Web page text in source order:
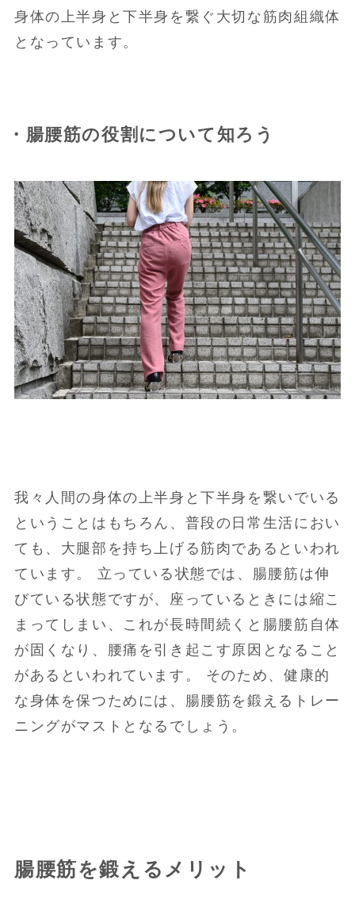
身体の上半身と下半身を繋ぐ大切な筋肉組織体
となっています。
・腸腰筋の役割について知ろう
我々人間の身体の上半身と下半身を繋いでいる
ということはもちろん、普段の日常生活におい
ても、大腿部を持ち上げる筋肉であるといわれ
ています。 立っている状態では、腸腰筋は伸
びている状態ですが、座っているときには縮こ
まってしまい、これが長時間続くと腸腰筋自体
が固くなり、腰痛を引き起こす原因となること
があるといわれています。 そのため、健康的
な身体を保つためには、腸腰筋を鍛えるトレー
ニングがマストとなるでしょう。
腸腰筋を鍛えるメリット